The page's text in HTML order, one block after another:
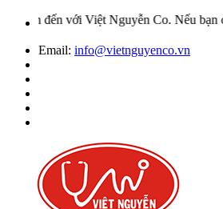
Việt Nguyễn Co. Nếu bạn cần giúp đỡ
Email: info@vietnguyenco.vn